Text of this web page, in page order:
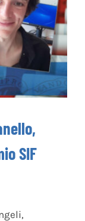
SIF